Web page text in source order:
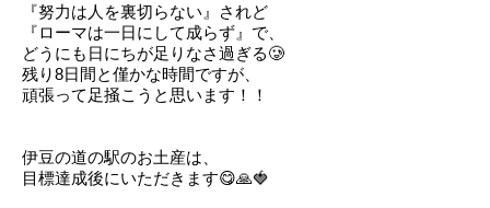
『努力は人を裏切らない』されど
『ローマは一日にして成らず』で、
どうにも日にちが足りなさ過ぎる🥲
残り8日間と僅かな時間ですが、
頑張って足掻こうと思います！！
伊豆の道の駅のお土産は、
目標達成後にいただきます😋🙏🍓